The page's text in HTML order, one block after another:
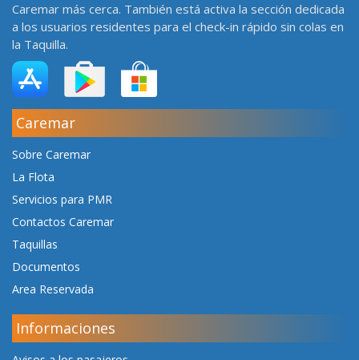
Caremar más cerca. También está activa la sección dedicada
a los usuarios residentes para el check-in rápido sin colas en
la Taquilla.
Caremar
Sobre Caremar
La Flota
Servicios para PMR
Contactos Caremar
Taquillas
Documentos
Area Reservada
Informaciones